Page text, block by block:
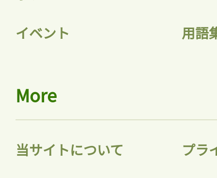
会員登録
イベント 用語
More
当サイトについて プラ